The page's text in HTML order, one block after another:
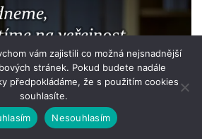
vám zajistili co možná nejsnadnější
stránek. Pokud budete nadále
předpokládáme, že s použitím cookies
souhlasíte.
Nesouhlasím